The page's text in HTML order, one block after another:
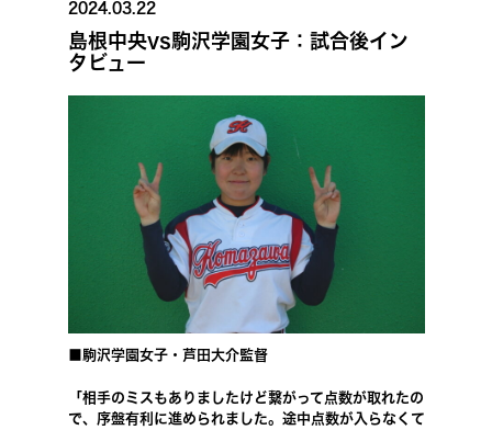
2024.03.22
島根中央vs駒沢学園女子：試合後イン
タビュー
■駒沢学園女子・芦田大介監督
「相手のミスもありましたけど繋がって点数が取れたの
で、序盤有利に進められました。途中点数が入らなくて